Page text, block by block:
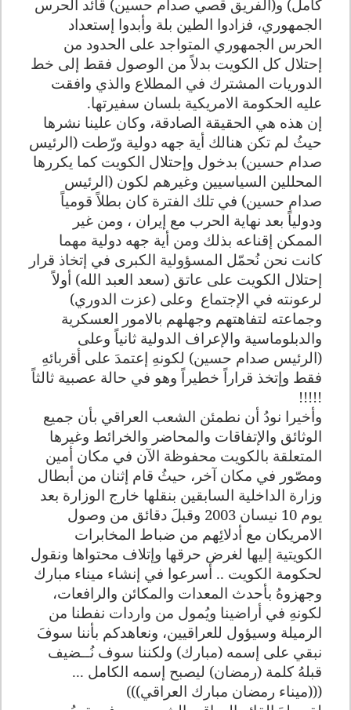
كامل) و(الفريق قصي صدام حسين) قائد الحرس
الجمهوري، فزادوا الطين بلة وأبدوا إستعداد
الحرس الجمهوري المتواجد على الحدود من
إحتلال كل الكويت بدلاً من الوصول فقط إلى خط
الدوريات المشترك في المطلاع والذي وافقت
عليه الحكومة الامريكية بلسان سفيرتها.
إن هذه هي الحقيقة الصادقة، وكان علينا نشرها
حيثُ لم تكن هنالك أية جهه دولية ورّطت (الرئيس
صدام حسين) بدخول وإحتلال الكويت كما يكررها
المحللين السياسيين وغيرهم لكون (الرئيس
صدام حسين) في تلك الفترة كان بطلاً قومياً
ودولياً بعد نهاية الحرب مع إيران ، ومن غير
الممكن إقناعه بذلك ومن أية جهه دولية مهما
كانت نحن نُحمّل المسؤولية الكبرى في إتخاذ قرار
إحتلال الكويت على عاتق (سعد العبد الله) أولاً
لرعونته في الإجتماع وعلى (عزت الدوري)
وجماعته لتفاهتهم وجهلهم بالامور العسكرية
والدبلوماسية والإعراف الدولية ثانياً وعلى
(الرئيس صدام حسين) لكونهِ إعتمدَ على أقربائهِ
فقط وإتخذ قراراً خطيراً وهو في حالة عصبية ثالثاً
!!!!!
وأخيرا نودُ أن نطمئن الشعب العراقي بأن جميع
الوثائق والإتفاقات والمحاضر والخرائط وغيرها
المتعلقة بالكويت محفوظة الآن في مكان أمين
ومصّور في مكان آخر، حيثُ قام إثنان من أبطال
وزارة الداخلية السابقين بنقلها خارج الوزارة بعد
يوم 10 نيسان 2003 وقبلَ دقائق من وصول
الامريكان مع أدلائِهم من ضباط المخابرات
الكويتية إليها لغرض حرقها وإتلاف محتواها ونقول
لحكومة الكويت .. أسرعوا في إنشاء ميناء مبارك
وجهزوهُ بأحدث المعدات والمكائن والرافعات،
لكونهِ في أراضينا ويُمول من واردات نفطنا من
الرميلة وسيؤول للعراقيين، ونعاهدكم بأننا سوفَ
نبقي على إسمه (مبارك) ولكننا سوف نُــضيف
قبلهُ كلمة (رمضان) ليصبح إسمه الكامل ...
(((ميناء رمضان مبارك العراقي)))